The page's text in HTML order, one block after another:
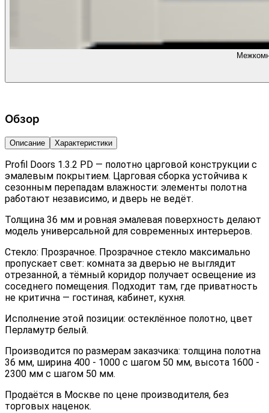
Обзор
Описание Характеристики
Profil Doors 1.3.2 PD — полотно царговой конструкции с
эмалевым покрытием. Царговая сборка устойчива к
сезонным перепадам влажности: элементы полотна
работают независимо, и дверь не ведёт.
Толщина 36 мм и ровная эмалевая поверхность делают
модель универсальной для современных интерьеров.
Стекло: Прозрачное. Прозрачное стекло максимально
пропускает свет: комната за дверью не выглядит
отрезанной, а тёмный коридор получает освещение из
соседнего помещения. Подходит там, где приватность
не критична — гостиная, кабинет, кухня.
Исполнение этой позиции: остеклённое полотно, цвет
Перламутр белый.
Производится по размерам заказчика: толщина полотна
36 мм, ширина 400 - 1000 с шагом 50 мм, высота 1600 -
2300 мм с шагом 50 мм.
Продаётся в Москве по цене производителя, без
торговых наценок.